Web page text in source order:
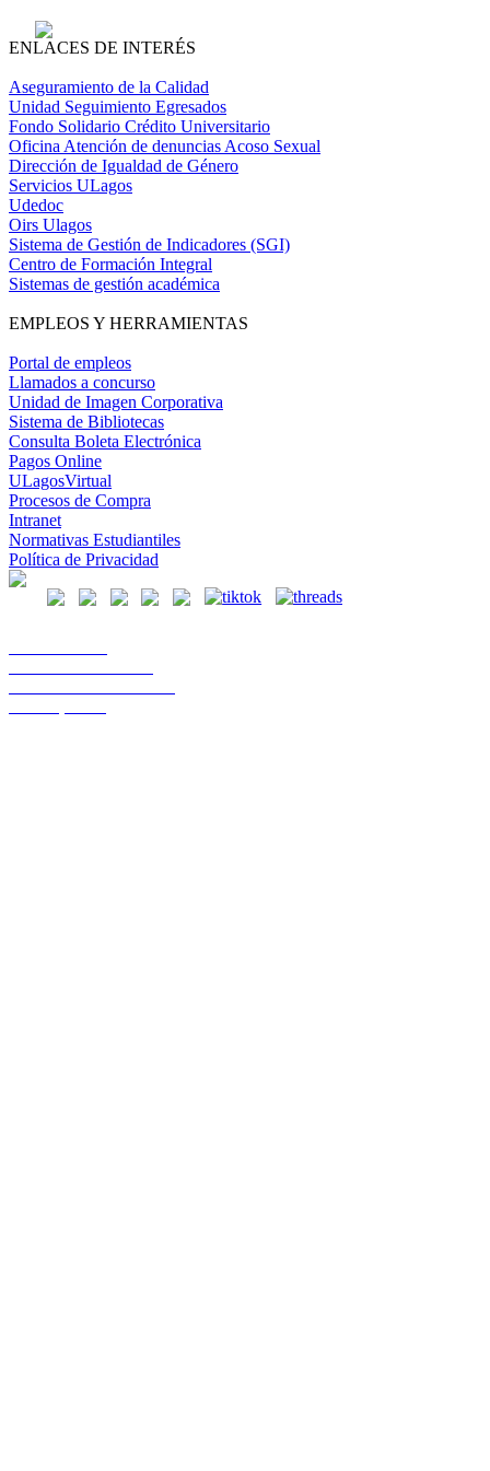
ENLACES DE INTERÉS
Aseguramiento de la Calidad
Unidad Seguimiento Egresados
Fondo Solidario Crédito Universitario
Oficina Atención de denuncias Acoso Sexual
Dirección de Igualdad de Género
Servicios ULagos
Udedoc
Oirs Ulagos
Sistema de Gestión de Indicadores (SGI)
Centro de Formación Integral
Sistemas de gestión académica
EMPLEOS Y HERRAMIENTAS
Portal de empleos
Llamados a concurso
Unidad de Imagen Corporativa
Sistema de Bibliotecas
Consulta Boleta Electrónica
Pagos Online
ULagosVirtual
Procesos de Compra
Intranet
Normativas Estudiantiles
Política de Privacidad